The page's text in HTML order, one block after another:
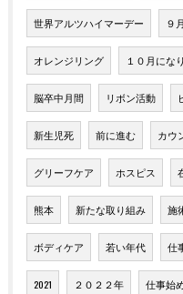
世界アルツハイマーデー ９
オレンジリング １０月にな
脳卒中月間 リボン活動
新生児死 前に進む カウ
グリーフケア ホスピス
熊本 新たな取り組み 施
ボディケア 若い年代 仕
2021 ２０２２年 仕事始